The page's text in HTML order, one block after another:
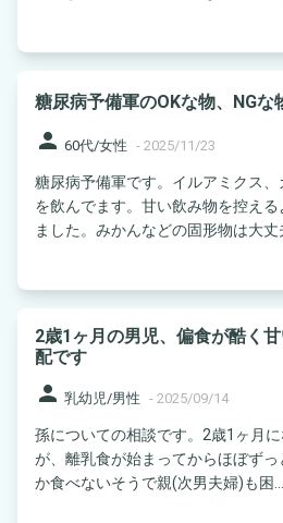
糖尿病予備軍のOKな物、NGな
person 60代/女性 - 2025/11/23
糖尿病予備軍です。イルアミクス
を飲んでます。甘い飲み物を控え
ました。みかんなどの固形物は大丈
2歳1ヶ月の男児、偏食が酷く
配です
person 乳幼児/男性 - 2025/09/14
孫についての相談です。2歳1ヶ月
が、離乳食が始まってからほぼず
か食べないそうで親(次男夫婦)も困...